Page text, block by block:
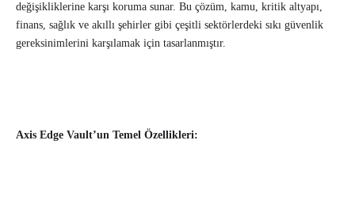
değişikliklerine karşı koruma sunar. Bu çözüm, kamu, kritik altyapı,
finans, sağlık ve akıllı şehirler gibi çeşitli sektörlerdeki sıkı güvenlik
gereksinimlerini karşılamak için tasarlanmıştır.
Axis Edge Vault’un Temel Özellikleri: